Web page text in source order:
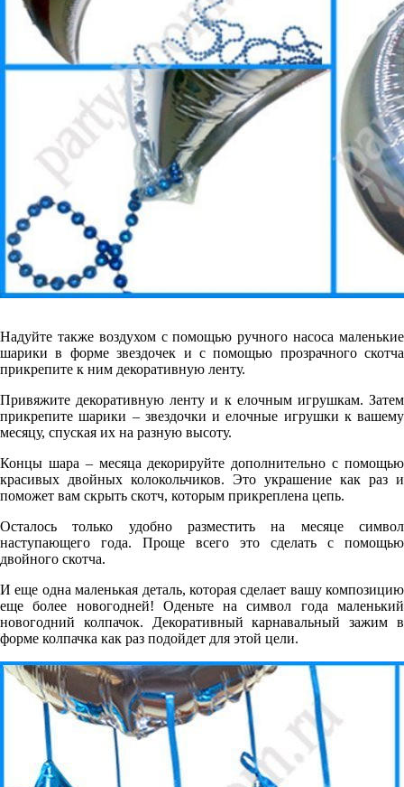
Надуйте также воздухом с помощью ручного насоса маленькие
шарики в форме звездочек и с помощью прозрачного скотча
прикрепите к ним декоративную ленту.
Привяжите декоративную ленту и к елочным игрушкам. Затем
прикрепите шарики – звездочки и елочные игрушки к вашему
месяцу, спуская их на разную высоту.
Концы шара – месяца декорируйте дополнительно с помощью
красивых двойных колокольчиков. Это украшение как раз и
поможет вам скрыть скотч, которым прикреплена цепь.
Осталось только удобно разместить на месяце символ
наступающего года. Проще всего это сделать с помощью
двойного скотча.
И еще одна маленькая деталь, которая сделает вашу композицию
еще более новогодней! Оденьте на символ года маленький
новогодний колпачок. Декоративный карнавальный зажим в
форме колпачка как раз подойдет для этой цели.